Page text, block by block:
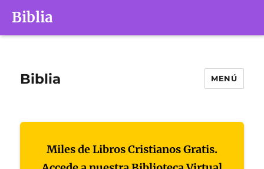
Biblia
Biblia MENÚ
Miles de Libros Cristianos Gratis.